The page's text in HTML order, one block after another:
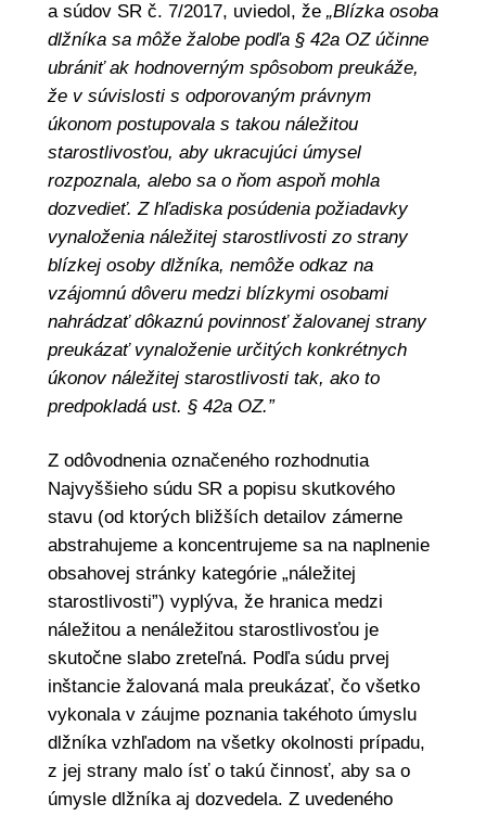
a súdov SR č. 7/2017, uviedol, že„Blízka osoba
dlžníka sa môže žalobe podľa § 42a OZ účinne
ubrániť ak hodnoverným spôsobom preukáže,
že v súvislosti s odporovaným právnym
úkonom postupovala s takou náležitou
starostlivosťou, aby ukracujúci úmysel
rozpoznala, alebo sa o ňom aspoň mohla
dozvedieť. Z hľadiska posúdenia požiadavky
vynaloženia náležitej starostlivosti zo strany
blízkej osoby dlžníka, nemôže odkaz na
vzájomnú dôveru medzi blízkymi osobami
nahrádzať dôkaznú povinnosť žalovanej strany
preukázať vynaloženie určitých konkrétnych
úkonov náležitej starostlivosti tak, ako to
predpokladá ust. § 42a OZ.”
Z odôvodnenia označeného rozhodnutia
Najvyššieho súdu SR a popisu skutkového
stavu (od ktorých bližších detailov zámerne
abstrahujeme a koncentrujeme sa na naplnenie
obsahovej stránky kategórie „náležitej
starostlivosti”) vyplýva, že hranica medzi
náležitou a nenáležitou starostlivosťou je
skutočne slabo zreteľná. Podľa súdu prvej
inštancie žalovaná mala preukázať, čo všetko
vykonala v záujme poznania takéhoto úmyslu
dlžníka vzhľadom na všetky okolnosti prípadu,
z jej strany malo ísť o takú činnosť, aby sa o
úmysle dlžníka aj dozvedela. Z uvedeného